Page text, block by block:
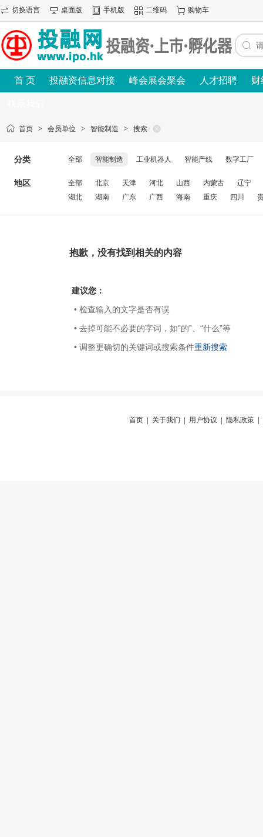
切换语言 桌面版 手机版 二维码 购物车
首 页 投融资信息对接 峰会展会聚会 人才招聘 财
首页 > 会员单位 > 智能制造 > 搜索
分类 全部 智能制造 工业机器人 智能产线 数字工厂
地区 全部 北京 天津 河北 山西 内蒙古
辽宁
湖北
湖南 广东 广西 海南 重庆 四川
抱歉，没有找到相关的内容
建议您：
• 检查输入的文字是否有误
• 去掉可能不必要的字词，如“的”、“什么”等
• 调整更确切的关键词或搜索条件重新搜索
首页 关于我们 用户协议 隐私政策